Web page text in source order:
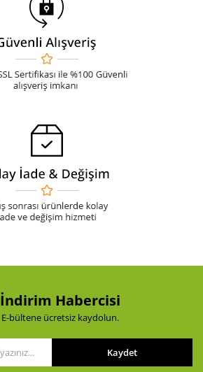
İndirim Habercisi
E-bültene ücretsiz kaydolun.
Kaydet